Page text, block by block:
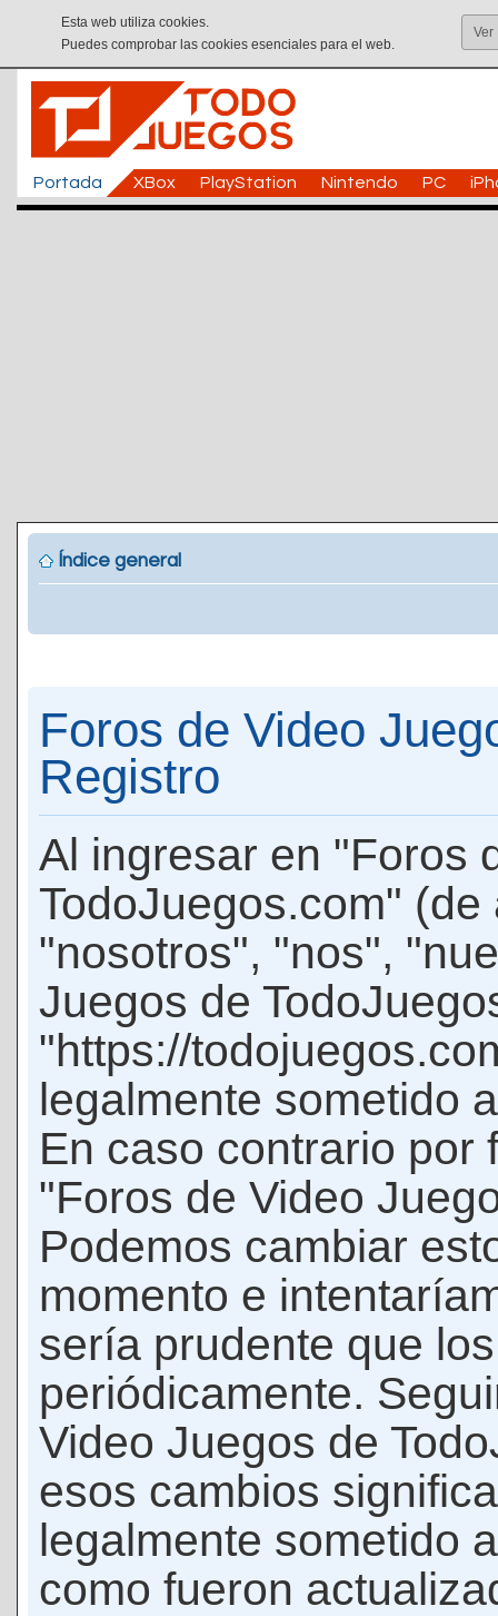
Esta web utiliza cookies.
Puedes comprobar las cookies esenciales para el web.
Ver
Portada XBox PlayStation Nintendo PC
Índice general
Foros de Video
Registro
Al ingresar en "Foros
TodoJuegos.com"
"nosotros", "nos",
Juegos de
"https://
legalmente sometido
En caso contrario por
"Foros de Video
Podemos cambiar
momento e
sería prudente que
periódicamente.
Video Juegos de
esos cambios
legalmente sometido
como fueron